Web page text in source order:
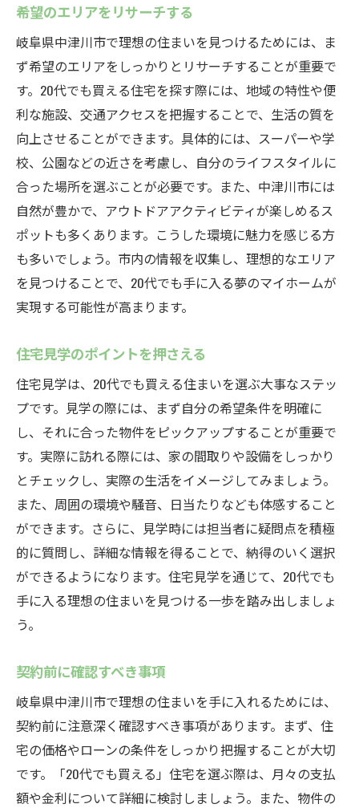
まい計画
理想の住まいの条件を明確にする
「イエールだんどり」のサービスを活用す
る
設計とデザインの自由度を活かす
住まいの安全性を確保する方法
計画から引渡しまでの流れ
住み始めてからのサポート体制
中津川市で新たな暮らしを！20代向けの住宅購
入のポイント
住みやすいエリアの選び方
購入前に知っておくべき法律
初めての住宅購入に役立つ豆知識
住環境のチェックポイント
購入後のライフプランニング
20代が岐阜県中津川市に住むメリットと住宅ロ
ーンの選び方
中津川市での生活費と支出
地域ならではの文化体験
20代向け住宅ローンの比較
金利交渉のポイント
将来設計に役立つ住宅ローンの選び方
初心者向けの住宅購入ガイド
失敗しない不動産選びのコツ
若者に人気のエリア特集
プロに聞く！住まい選びのポイント
安心して購入するためのチェックリスト
希望のエリアをリサーチする
岐阜県中津川市で理想の住まいを見つけるためには、ま
ず希望のエリアをしっかりとリサーチすることが重要で
す。20代でも買える住宅を探す際には、地域の特性や便
利な施設、交通アクセスを把握することで、生活の質を
向上させることができます。具体的には、スーパーや学
校、公園などの近さを考慮し、自分のライフスタイルに
合った場所を選ぶことが必要です。また、中津川市には
自然が豊かで、アウトドアアクティビティが楽しめるス
ポットも多くあります。こうした環境に魅力を感じる方
も多いでしょう。市内の情報を収集し、理想的なエリア
を見つけることで、20代でも手に入る夢のマイホームが
実現する可能性が高まります。
住宅見学のポイントを押さえる
住宅見学は、20代でも買える住まいを選ぶ大事なステッ
プです。見学の際には、まず自分の希望条件を明確に
し、それに合った物件をピックアップすることが重要で
す。実際に訪れる際には、家の間取りや設備をしっかり
とチェックし、実際の生活をイメージしてみましょう。
また、周囲の環境や騒音、日当たりなども体感すること
ができます。さらに、見学時には担当者に疑問点を積極
的に質問し、詳細な情報を得ることで、納得のいく選択
ができるようになります。住宅見学を通じて、20代でも
手に入る理想の住まいを見つける一歩を踏み出しましょ
う。
契約前に確認すべき事項
岐阜県中津川市で理想の住まいを手に入れるためには、
契約前に注意深く確認すべき事項があります。まず、住
宅の価格やローンの条件をしっかり把握することが大切
です。「20代でも買える」住宅を選ぶ際は、月々の支払
額や金利について詳細に検討しましょう。また、物件の